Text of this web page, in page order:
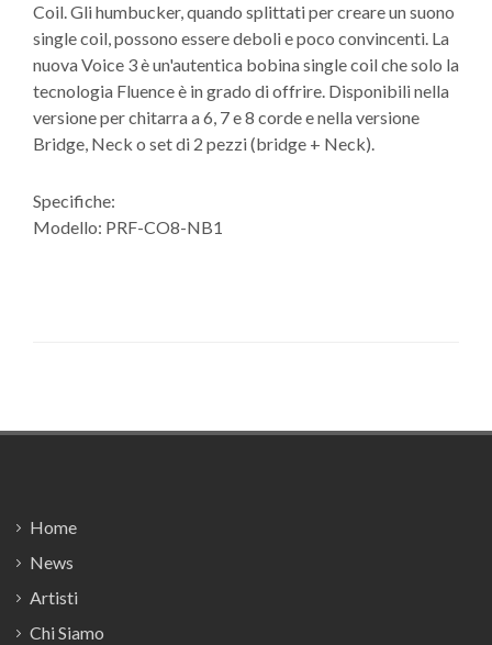
Coil. Gli humbucker, quando splittati per creare un suono
single coil, possono essere deboli e poco convincenti. La
nuova Voice 3 è un'autentica bobina single coil che solo la
tecnologia Fluence è in grado di offrire. Disponibili nella
versione per chitarra a 6, 7 e 8 corde e nella versione
Bridge, Neck o set di 2 pezzi (bridge + Neck).
Specifiche:
Modello: PRF-CO8-NB1
Home
News
Artisti
Chi Siamo